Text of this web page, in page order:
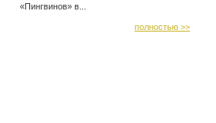
«Пингвинов» в...
полностью >>